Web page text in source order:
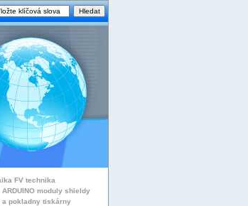
FV technika
ARDUINO moduly shieldy
a pokladny tiskárny